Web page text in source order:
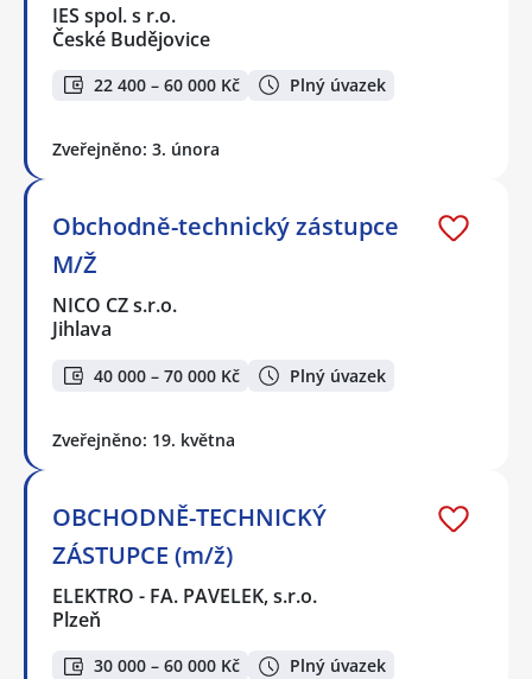
IES spol. s r.o.
České Budějovice
22 400 – 60 000 Kč Plný úvazek
Zveřejněno: 3. února
Obchodně-technický zástupce
M/Ž
NICO CZ s.r.o.
Jihlava
40 000 – 70 000 Kč Plný úvazek
Zveřejněno: 19. května
OBCHODNĚ-TECHNICKÝ
ZÁSTUPCE (m/ž)
ELEKTRO - FA. PAVELEK, s.r.o.
Plzeň
30 000 – 60 000 Kč Plný úvazek